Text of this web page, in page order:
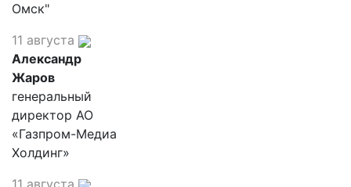
Омск"
11 августа
Александр
Жаров
генеральный
директор АО
«Газпром-Медиа
Холдинг»
11 августа